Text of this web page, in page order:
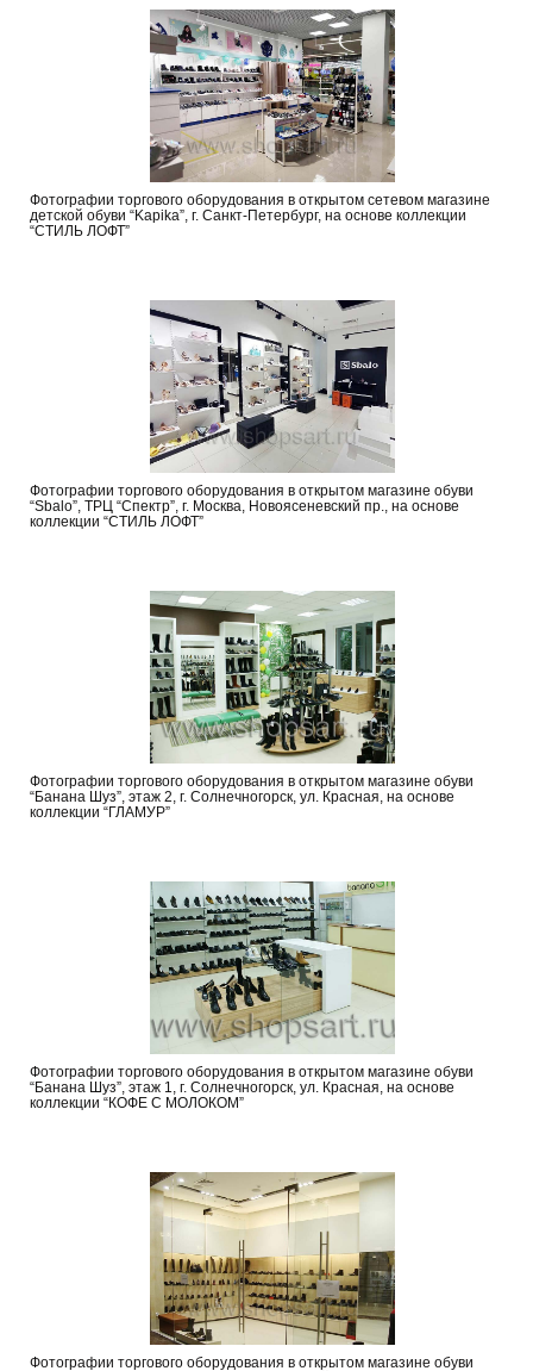
Фотографии торгового оборудования в открытом сетевом магазине
детской обуви “Kapika”, г. Санкт-Петербург, на основе коллекции
“СТИЛЬ ЛОФТ”
Фотографии торгового оборудования в открытом магазине обуви
“Sbalo”, ТРЦ “Спектр”, г. Москва, Новоясеневский пр., на основе
коллекции “СТИЛЬ ЛОФТ”
Фотографии торгового оборудования в открытом магазине обуви
“Банана Шуз”, этаж 2, г. Солнечногорск, ул. Красная, на основе
коллекции “ГЛАМУР”
Фотографии торгового оборудования в открытом магазине обуви
“Банана Шуз”, этаж 1, г. Солнечногорск, ул. Красная, на основе
коллекции “КОФЕ С МОЛОКОМ”
Фотографии торгового оборудования в открытом магазине обуви